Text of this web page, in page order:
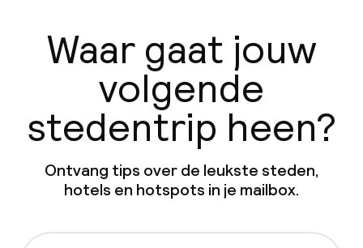
Waar gaat jouw
volgende
stedentrip heen?
Ontvang tips over de leukste steden,
hotels en hotspots in je mailbox.